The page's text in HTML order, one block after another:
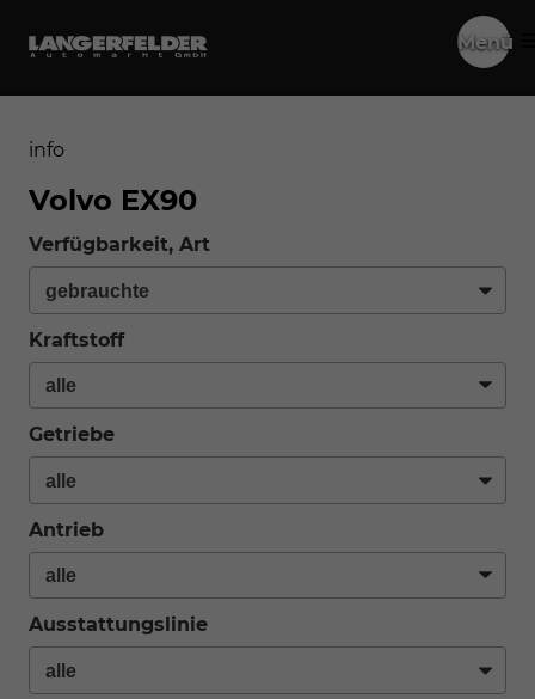
Menü
info
Volvo EX90
Verfügbarkeit, Art
Kraftstoff
Getriebe
Antrieb
Ausstattungslinie